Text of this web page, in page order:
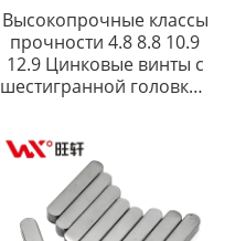
Высокопрочные классы
прочности 4.8 8.8 10.9
12.9 Цинковые винты с
шестигранной головкой